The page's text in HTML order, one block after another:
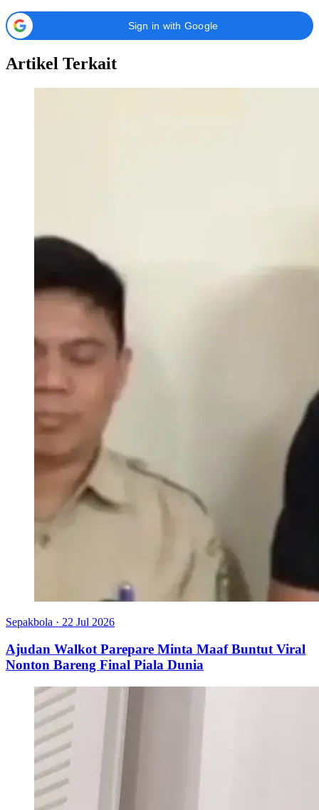
Sign in with Google
Artikel Terkait
Sepakbola · 22 Jul 2026
Ajudan Walkot Parepare Minta Maaf Buntut Viral
Nonton Bareng Final Piala Dunia